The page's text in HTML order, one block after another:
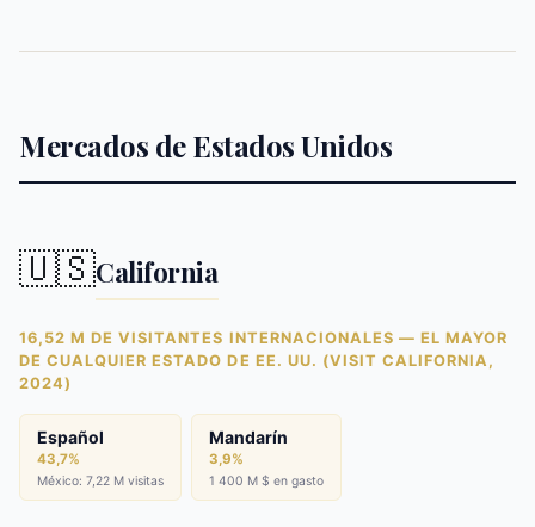
Mercados de Estados Unidos
🇺🇸California
16,52 M DE VISITANTES INTERNACIONALES — EL MAYOR
DE CUALQUIER ESTADO DE EE. UU. (VISIT CALIFORNIA,
2024)
Español
43,7%
México: 7,22 M visitas
Mandarín
3,9%
1 400 M $ en gasto